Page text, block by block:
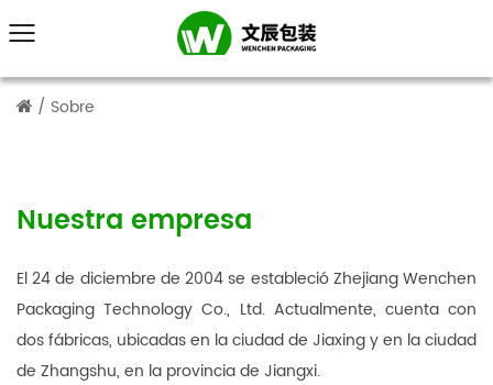
/ Sobre
Nuestra empresa
El 24 de diciembre de 2004 se estableció Zhejiang Wenchen
Packaging Technology Co., Ltd. Actualmente, cuenta con
dos fábricas, ubicadas en la ciudad de Jiaxing y en la ciudad
de Zhangshu, en la provincia de Jiangxi.